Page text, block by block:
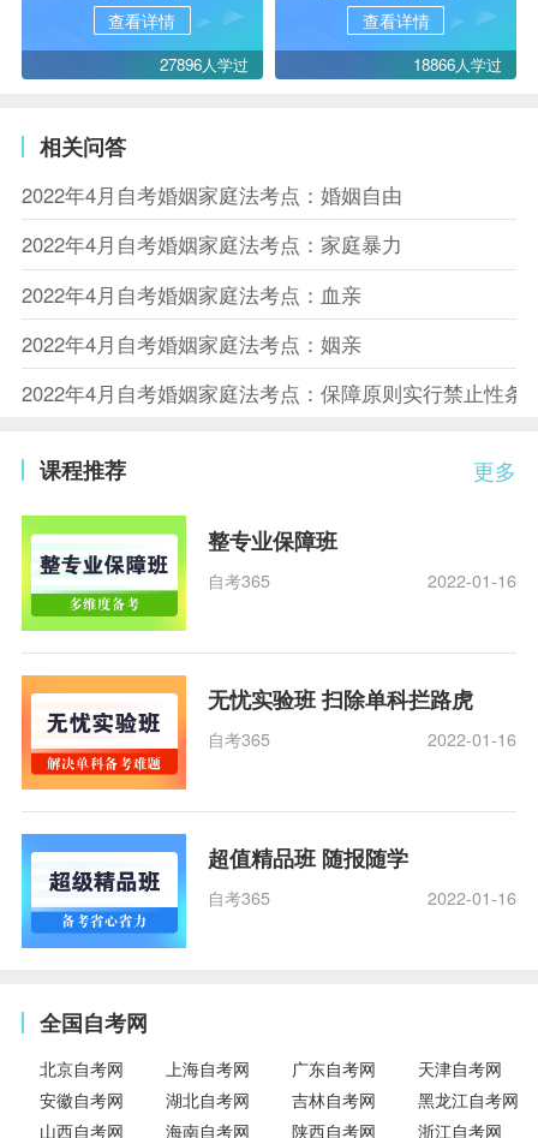
查看详情
27896人学过
查看详情
18866人学过
相关问答
2022年4月自考婚姻家庭法考点：婚姻自由
2022年4月自考婚姻家庭法考点：家庭暴力
2022年4月自考婚姻家庭法考点：血亲
2022年4月自考婚姻家庭法考点：姻亲
2022年4月自考婚姻家庭法考点：保障原则实行禁止性条
更多
课程推荐
整专业保障班
自考365 2022-01-16
无忧实验班 扫除单科拦路虎
自考365 2022-01-16
超值精品班 随报随学
自考365 2022-01-16
全国自考网
北京自考网 上海自考网 广东自考网
天津自考网
安徽自考网
湖北自考网 吉林自考网
黑龙江自考网
山西自考网
海南自考网 陕西自考网 浙江自考网